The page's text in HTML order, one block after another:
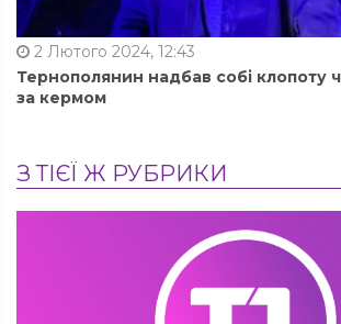
2 Лютого 2024, 12:43
Тернополянин надбав собі клопоту
за кермом
З ТІЄЇ Ж РУБРИКИ